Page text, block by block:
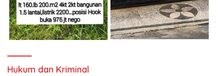
Hukum dan Kriminal